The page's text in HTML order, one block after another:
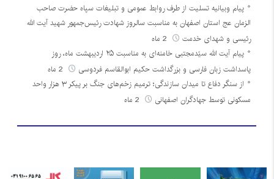
پیام وبیانیه تسلیت از طرف روابط عمومی و تبلیغات سپاه حضرت صاحب
الزمان عج استان اصفهان به مناسبت سالروز شهادت رئیس‌جمهور شهید آیت الله
رئیسی و شهدای خدمت
پیام آیت الله سیّدمجتبی خامنه‌ای به مناسبت ۲۵ اردیبهشت ماه، روز
پاسداشت زبان فارسی و بزرگداشت حکیم ابوالقاسم فردوسی
از سنگر دفاع تا میدان سازندگی؛ ترمیم زخم‌های جنگ بر پیکر ۳ هزار واحد
مسکونی توسط جهادگران اصفهانی